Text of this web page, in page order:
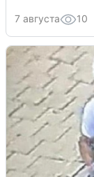
7 августа 10